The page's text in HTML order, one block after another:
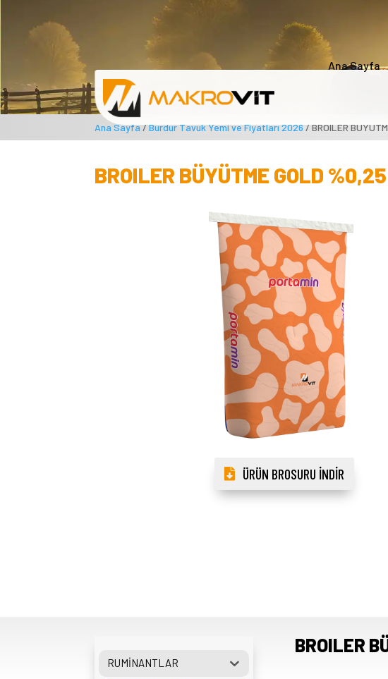
Ana Sayfa
Ana Sayfa/Burdur Tavuk Yemi ve Fiyatları 2026/ BROILER
BROILER BÜYÜTME GOLD %0,25
ÜRÜN BROSURU İNDIR
RUMİNANTLAR
BROILER